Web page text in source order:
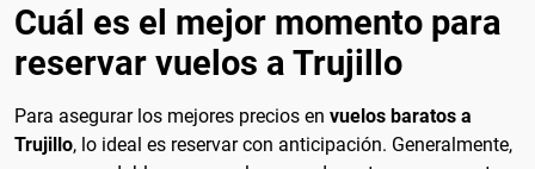
Cuál es el mejor momento para
reservar vuelos a Trujillo
Para asegurar los mejores precios en vuelos baratos a
Trujillo, lo ideal es reservar con anticipación. Generalmente,